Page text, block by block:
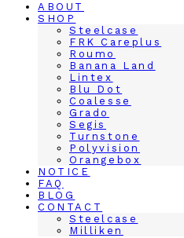
ABOUT
SHOP
Steelcase
FRK Careplus
Roumo
Banana Land
Lintex
Blu Dot
Coalesse
Grado
Segis
Turnstone
Polyvision
Orangebox
NOTICE
FAQ
BLOG
CONTACT
Steelcase
Milliken